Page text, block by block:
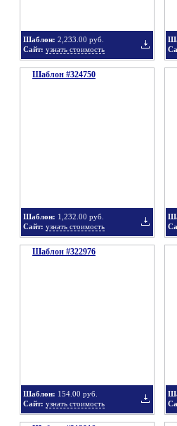
Шаблон: 2,233.00 руб.
Сайт: узнать стоимость
Шаблон #324750
Шаблон: 1,232.00 руб.
Сайт: узнать стоимость
Шаблон #322976
Шаблон: 154.00 руб.
Сайт: узнать стоимость